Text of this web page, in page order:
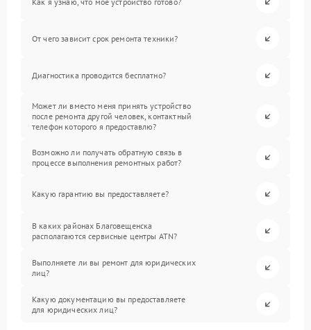
От чего зависит срок ремонта техники?
Диагностика проводится бесплатно?
Может ли вместо меня принять устройство
после ремонта другой человек, контактный
телефон которого я предоставлю?
Возможно ли получать обратную связь в
процессе выполнения ремонтных работ?
Какую гарантию вы предоставляете?
В каких районах Благовещенска
располагаются сервисные центры ATN?
Выполняете ли вы ремонт для юридических
лиц?
Какую документацию вы предоставляете
для юридических лиц?